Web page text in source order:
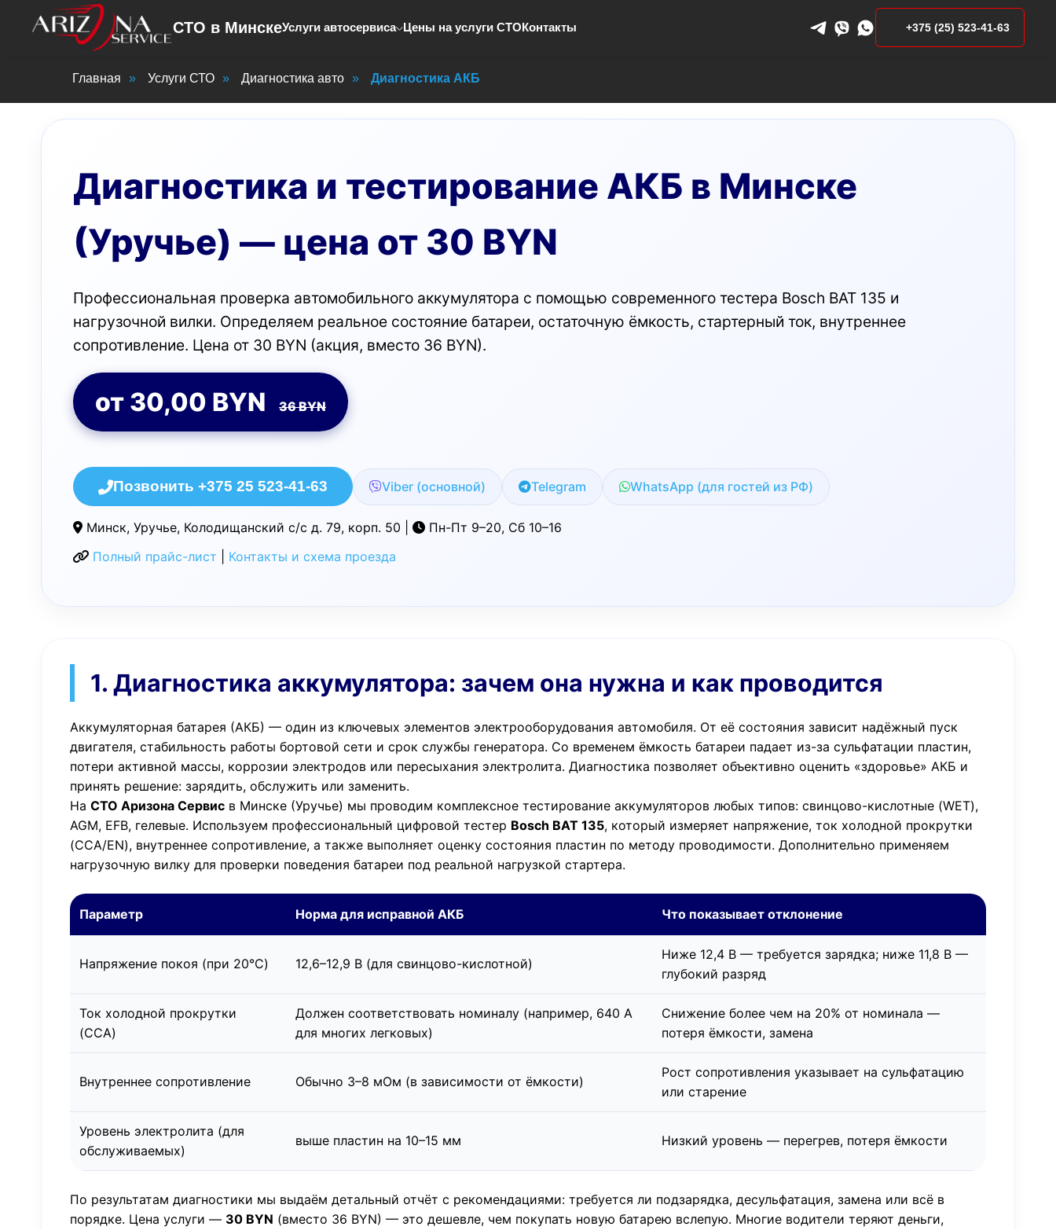
СТО в МинскеУслуги автосервиса Цены на услуги СТОКонтакты +375 (25) 523-41-63
Главная » Услуги СТО » Диагностика авто » Диагностика АКБ
Диагностика и тестирование АКБ в Минске
(Уручье) — цена от 30 BYN
Профессиональная проверка автомобильного аккумулятора с помощью современного тестера Bosch BAT 135 и
нагрузочной вилки. Определяем реальное состояние батареи, остаточную ёмкость, стартерный ток, внутреннее
сопротивление. Цена от 30 BYN (акция, вместо 36 BYN).
от 30,00 BYN 36 BYN
Позвонить +375 25 523-41-63 Viber (основной) Telegram WhatsApp (для гостей из РФ)
Минск, Уручье, Колодищанский с/с д. 79, корп. 50 |
Пн-Пт 9–20, Сб 10–16
Полный прайс-лист
Контакты и схема проезда
1. Диагностика аккумулятора: зачем она нужна и как проводится
Аккумуляторная батарея (АКБ) — один из ключевых элементов электрооборудования автомобиля. От её состояния зависит надёжный пуск
двигателя, стабильность работы бортовой сети и срок службы генератора. Со временем ёмкость батареи падает из-за сульфатации пластин,
потери активной массы, коррозии электродов или пересыхания электролита. Диагностика позволяет объективно оценить «здоровье» АКБ и
принять решение: зарядить, обслужить или заменить.
На СТО Аризона Сервис в Минске (Уручье) мы проводим комплексное тестирование аккумуляторов любых типов: свинцово-кислотные (WET),
AGM, EFB, гелевые. Используем профессиональный цифровой тестер Bosch BAT 135, который измеряет напряжение, ток холодной прокрутки
(CCA/EN), внутреннее сопротивление, а также выполняет оценку состояния пластин по методу проводимости. Дополнительно применяем
нагрузочную вилку для проверки поведения батареи под реальной нагрузкой стартера.
Параметр Норма для исправной АКБ Что показывает отклонение
Напряжение покоя (при 20°C) 12,6–12,9 В (для свинцово-кислотной)
Ниже 12,4 В — требуется зарядка; ниже 11,8 В —
глубокий разряд
Ток холодной прокрутки
(CCA)
Должен соответствовать номиналу (например, 640 А
для многих легковых)
Снижение более чем на 20% от номинала —
потеря ёмкости, замена
Внутреннее сопротивление Обычно 3–8 мОм (в зависимости от ёмкости)
Рост сопротивления указывает на сульфатацию
или старение
Уровень электролита (для
обслуживаемых)
выше пластин на 10–15 мм Низкий уровень — перегрев, потеря ёмкости
По результатам диагностики мы выдаём детальный отчёт с рекомендациями: требуется ли подзарядка, десульфатация, замена или всё в
порядке. Цена услуги — 30 BYN (вместо 36 BYN) — это дешевле, чем покупать новую батарею вслепую. Многие водители теряют деньги,